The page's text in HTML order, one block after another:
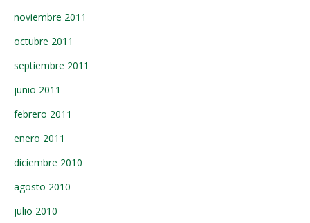
noviembre 2011
octubre 2011
septiembre 2011
junio 2011
febrero 2011
enero 2011
diciembre 2010
agosto 2010
julio 2010